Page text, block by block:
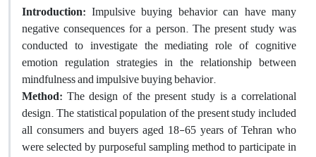
Introduction: Impulsive buying behavior can have many
negative consequences for a person. The present study was
conducted to investigate the mediating role of cognitive
emotion regulation strategies in the relationship between
mindfulness and impulsive buying behavior.
Method: The design of the present study is a correlational
design. The statistical population of the present study included
all consumers and buyers aged 18-65 years of Tehran who
were selected by purposeful sampling method to participate in